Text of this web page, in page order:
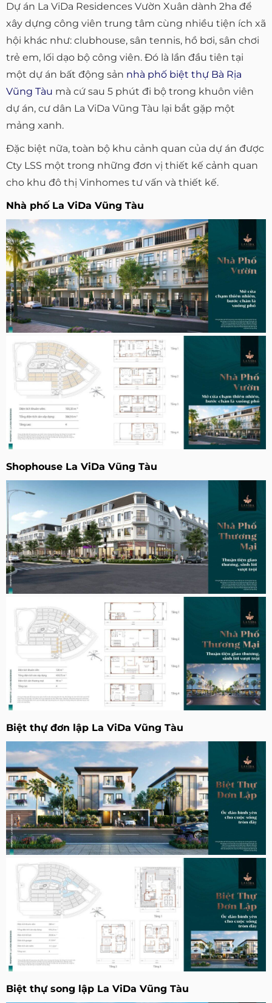
Dự án La ViDa Residences Vườn Xuân dành 2ha để
xây dựng công viên trung tâm cùng nhiều tiện ích xã
hội khác như: clubhouse, sân tennis, hồ bơi, sân chơi
trẻ em, lối dạo bộ công viên. Đó là lần đầu tiên tại
một dự án bất động sản nhà phố biệt thự Bà Rịa
Vũng Tàu mà cứ sau 5 phút đi bộ trong khuôn viên
dự án, cư dân La ViDa Vũng Tàu lại bắt gặp một
mảng xanh.
Đặc biệt nữa, toàn bộ khu cảnh quan của dự án được
Cty LSS một trong những đơn vị thiết kế cảnh quan
cho khu đô thị Vinhomes tư vấn và thiết kế.
Nhà phố La ViDa Vũng Tàu
Shophouse La ViDa Vũng Tàu
Biệt thự đơn lập La ViDa Vũng Tàu
Biệt thự song lập La ViDa Vũng Tàu